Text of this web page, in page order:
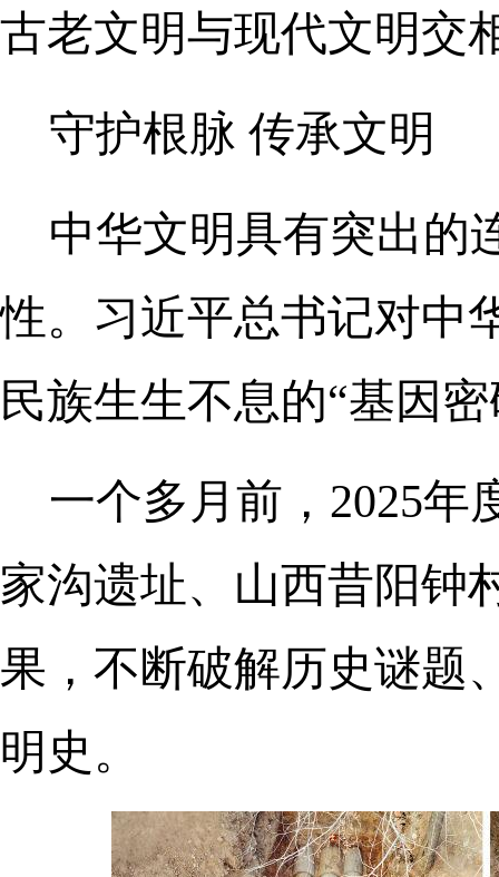
古老文明与现代文明交
守护根脉 传承文明
中华文明具有突出的
性。习近平总书记对中
民族生生不息的“基因
一个多月前，2025年
家沟遗址、山西昔阳钟
果，不断破解历史谜题
明史。